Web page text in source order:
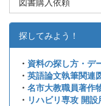
探してみよう！
・ 資料の探し方・デ
・ 英語論文執筆関連
・ 名市大教職員著作
・ リハビリ専攻 開